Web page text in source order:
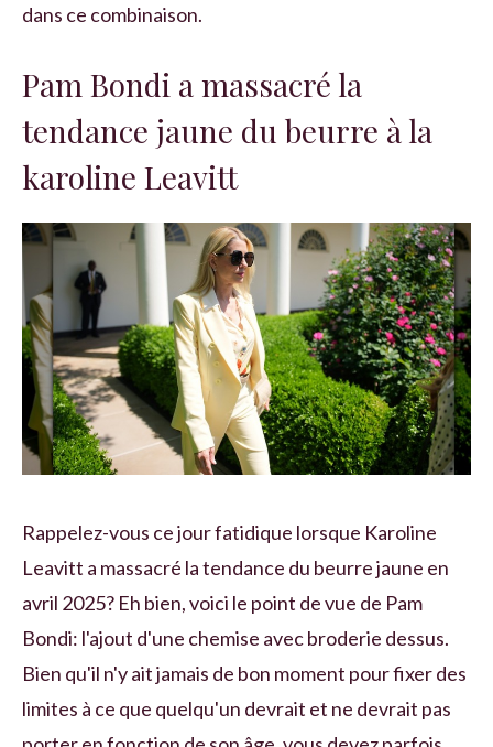
dans ce combinaison.
Pam Bondi a massacré la
tendance jaune du beurre à la
karoline Leavitt
Rappelez-vous ce jour fatidique lorsque Karoline
Leavitt a massacré la tendance du beurre jaune en
avril 2025? Eh bien, voici le point de vue de Pam
Bondi: l'ajout d'une chemise avec broderie dessus.
Bien qu'il n'y ait jamais de bon moment pour fixer des
limites à ce que quelqu'un devrait et ne devrait pas